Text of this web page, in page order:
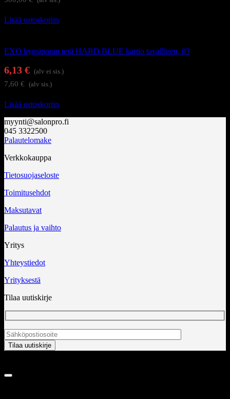
Lisää ostoskoriin
EXO kynsiporan terä HARD BLUE kartio tavallinen, 03
6,13 € (alv ei sis.)
7,60 € (alv sis.)
Lisää ostoskoriin
myynti@salonpro.fi
045 3322500
Palautelomake
Verkkokauppa
Tietosuojaseloste
Toimitusehdot
Maksutavat
Palautus ja vaihto
Yritys
Yhteystiedot
Yrityksestä
Tilaa uutiskirje